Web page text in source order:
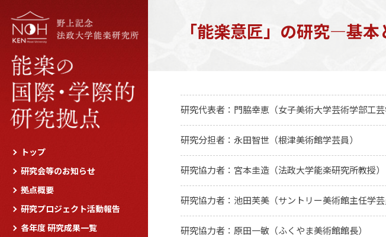
トップ
研究会等のお知らせ
拠点概要
研究プロジェクト活動報告
各年度 研究成果一覧
「能楽意匠」の研究―基
研究代表者：門脇幸恵（女子美術大学芸術学部工芸
研究分担者：永田智世（根津美術館学芸員）
研究協力者：宮本圭造（法政大学能楽研究所教授）
研究協力者：池田芙美（サントリー美術館主任学芸
研究協力者：原田一敏（ふくやま美術館館長）